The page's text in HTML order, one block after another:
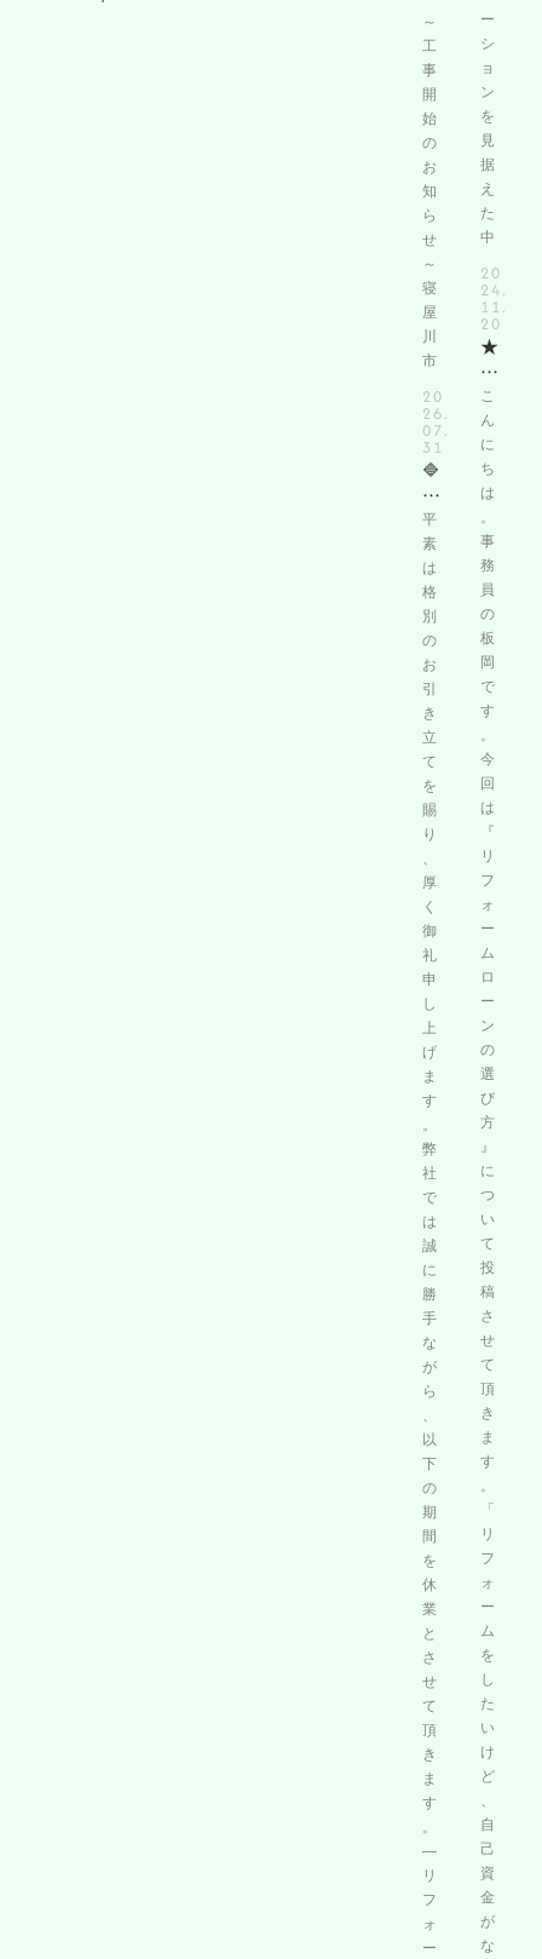
川
市
Ｍ
プ
ラ
ザ
寝
屋
川
弐
番
館
リ
フ
ー
ム
工
事
着
工
～
工
事
開
始
の
お
知
ら
せ
～
寝
屋
川
市
20
26.
07.
31
🔷
夏
季
休
業
日
の
お
知
ら
せ
🔷
平
素
は
格
別
の
お
引
き
立
て
を
賜
り
、
厚
く
御
礼
申
し
上
げ
ま
す
。
弊
社
で
は
誠
に
勝
手
な
が
ら
、
以
下
の
期
間
を
休
業
と
さ
せ
て
頂
き
ま
す
。
―
リ
フ
ォ
ー
ー
シ
ョ
ン
を
見
据
え
た
中
20
24.
11.
20
★
ブ
ロ
グ
★
『
リ
フ
ォ
ー
ム
ロ
ー
ン
の
び
方
』
こ
ん
に
ち
は
。
事
務
員
の
板
岡
で
す
。
今
回
は
『
リ
フ
ォ
ー
ム
ロ
ー
ン
の
選
び
方
』
に
つ
い
て
投
稿
さ
せ
て
頂
き
ま
す
。
「
リ
フ
ォ
ー
ム
を
し
た
い
け
ど
、
自
己
資
金
が
な